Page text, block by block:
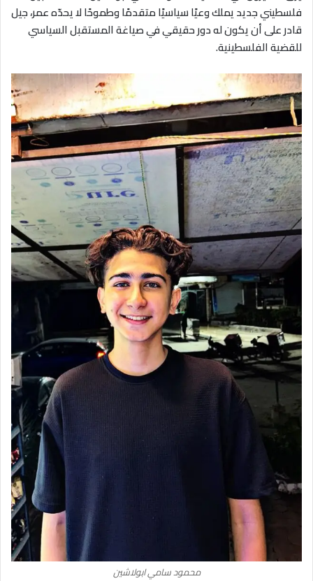
فلسطيني جديد يملك وعيًا سياسيًا متقدمًا وطموحًا لا يحدّه عمر، جيل
قادر على أن يكون له دور حقيقي في صياغة المستقبل السياسي
للقضية الفلسطينية.
محمود سامي ابولاشين